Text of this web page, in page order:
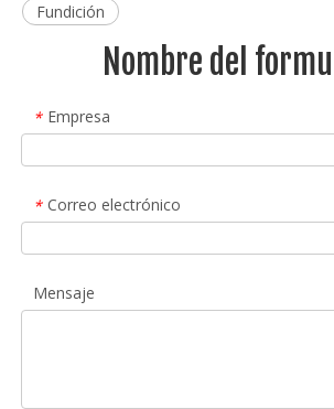
Fundición
Nombre del
* Empresa
* Correo electrónico
Mensaje